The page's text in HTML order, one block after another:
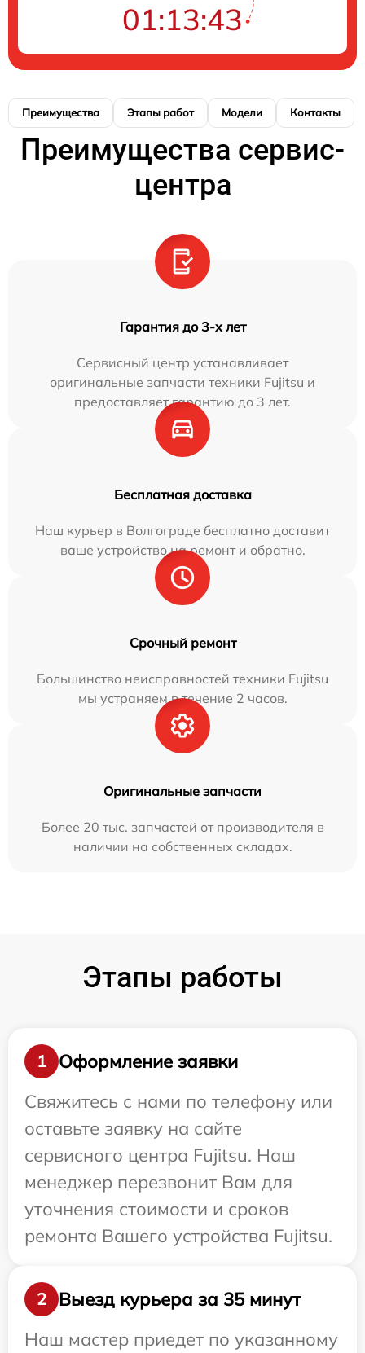
01:13:42
Преимущества Этапы работ Модели Контакты
Преимущества сервис-
центра
Гарантия до 3-х лет
Сервисный центр устанавливает
оригинальные запчасти техники Fujitsu и
предоставляет гарантию до 3 лет.
Бесплатная доставка
Наш курьер в Волгограде бесплатно доставит
ваше устройство на ремонт и обратно.
Срочный ремонт
Большинство неисправностей техники Fujitsu
мы устраняем в течение 2 часов.
Оригинальные запчасти
Более 20 тыс. запчастей от производителя в
наличии на собственных складах.
Этапы работы
1
Оформление заявки
Свяжитесь с нами по телефону или
оставьте заявку на сайте
сервисного центра Fujitsu. Наш
менеджер перезвонит Вам для
уточнения стоимости и сроков
ремонта Вашего устройства Fujitsu.
2
Выезд курьера за 35 минут
Наш мастер приедет по указанному